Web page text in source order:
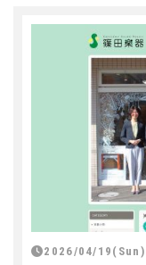
2026/04/19(Sun)